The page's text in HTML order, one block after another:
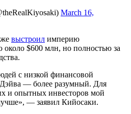
March 16,
выстроил империю
$600 млн, но полностью за
с низкой финансовой
— более разумный. Для
и опытных инвесторов мой
— заявил Кийосаки.